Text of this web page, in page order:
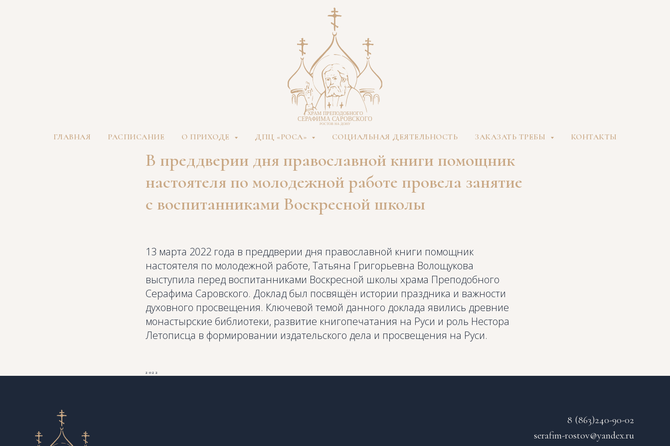
ГЛАВНАЯ РАСПИСАНИЕ О ПРИХОДЕ ДПЦ «РОСА» СОЦИАЛЬНАЯ ДЕЯТЕЛЬНОСТЬ ЗАКАЗАТЬ ТРЕБЫ КОНТАКТЫ
В преддверии дня православной книги помощник
настоятеля по молодежной работе провела занятие
с воспитанниками Воскресной школы
13 марта 2022 года в преддверии дня православной книги помощник
настоятеля по молодежной работе, Татьяна Григорьевна Волощукова
выступила перед воспитанниками Воскресной школы храма Преподобного
Серафима Саровского. Доклад был посвящён истории праздника и важности
духовного просвещения. Ключевой темой данного доклада явились древние
монастырские библиотеки, развитие книгопечатания на Руси и роль Нестора
Летописца в формировании издательского дела и просвещения на Руси.
2022
8 (863)240-90-02
serafim-rostov@yandex.ru